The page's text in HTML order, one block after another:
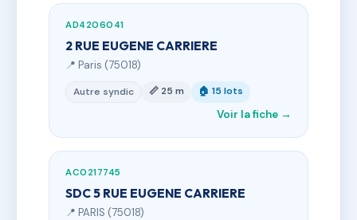
AD4206041
2 RUE EUGENE CARRIERE
📍 Paris (75018)
Autre syndic 📏 25 m 🏠 15 lots
Voir la fiche →
AC0217745
SDC 5 RUE EUGENE CARRIERE
📍 PARIS (75018)